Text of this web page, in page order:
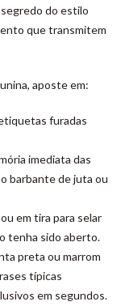
do estilo
que transmitem
aposte em:
furadas
imediata das
barbante de juta ou
em tira para selar
tenha sido aberto.
preta ou marrom
típicas
em segundos.